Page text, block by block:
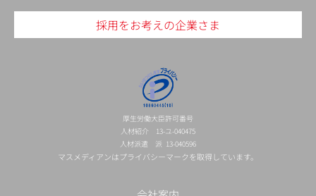
採用をお考えの企業さま
厚生労働大臣許可番号
人材紹介 13-ユ-040475
人材派遣 派 13-040596
マスメディアンはプライバシーマークを取得しています。